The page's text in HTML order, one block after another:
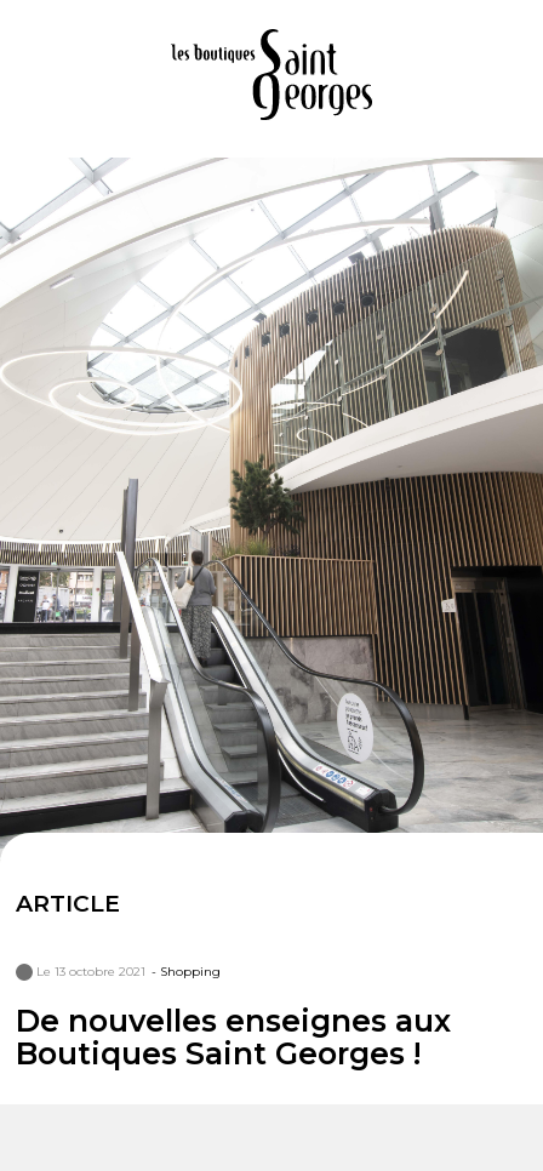
ARTICLE
Le 13 octobre 2021 - Shopping
De nouvelles enseignes aux
Boutiques Saint Georges !